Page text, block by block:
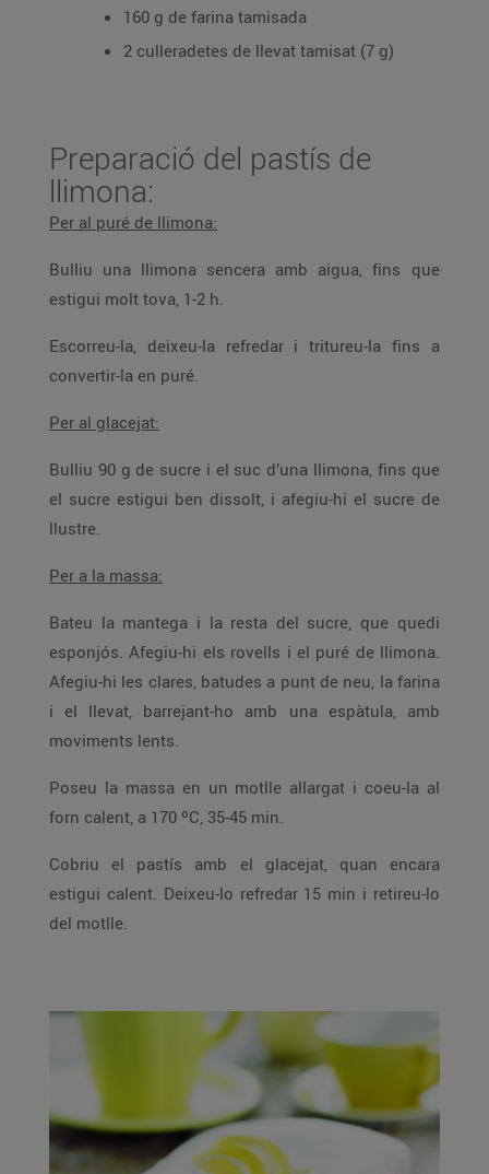
160 g de farina tamisada
2 culleradetes de llevat tamisat (7 g)
Preparació del pastís de
llimona:
Per al puré de llimona:
Bulliu una llimona sencera amb aigua, fins que
estigui molt tova, 1-2 h.
Escorreu-la, deixeu-la refredar i tritureu-la fins a
convertir-la en puré.
Per al glacejat:
Bulliu 90 g de sucre i el suc d’una llimona, fins que
el sucre estigui ben dissolt, i afegiu-hi el sucre de
llustre.
Per a la massa:
Bateu la mantega i la resta del sucre, que quedi
esponjós. Afegiu-hi els rovells i el puré de llimona.
Afegiu-hi les clares, batudes a punt de neu, la farina
i el llevat, barrejant-ho amb una espàtula, amb
moviments lents.
Poseu la massa en un motlle allargat i coeu-la al
forn calent, a 170 ºC, 35-45 min.
Cobriu el pastís amb el glacejat, quan encara
estigui calent. Deixeu-lo refredar 15 min i retireu-lo
del motlle.